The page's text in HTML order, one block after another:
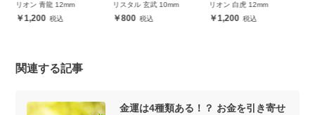
リスタル 玄武 10mm
800
リオン 白虎 12mm
1,200
リオン 玄武 12mm
1,200
関連する記事
金運は4種類ある！？ お金を引き寄せ